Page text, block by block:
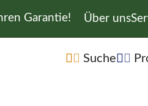
Garantie! Navigation
Über uns
Navigation
Suche